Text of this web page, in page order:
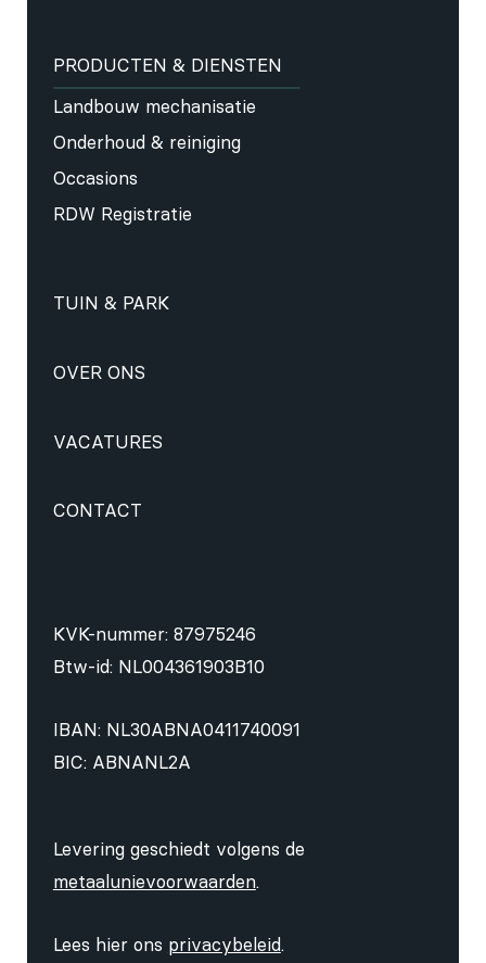
PRODUCTEN & DIENSTEN
Landbouw mechanisatie
Onderhoud & reiniging
Occasions
RDW Registratie
TUIN & PARK
OVER ONS
VACATURES
CONTACT
KVK-nummer: 87975246
Btw-id: NL004361903B10
IBAN: NL30ABNA0411740091
BIC: ABNANL2A
Levering geschiedt volgens de
metaalunievoorwaarden.
Lees hier ons privacybeleid.